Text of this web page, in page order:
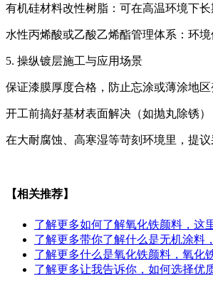
有机硅材料改性树脂：可在高温环境下
水性丙烯酸或乙酸乙烯酯管理体系：环
5. 操纵镀层施工与应用场景
保证漆膜厚度合格，防止忘涂或薄涂地区
开工前搞好基材表面解决（如抛丸除锈）
在大耐腐蚀、高寒湿等苛刻环境里，提
【相关推荐】
了解更多如何了解氧化铁颜料，这
了解更多带你了解什么是无机涂料
了解更多什么是氧化铁颜料，氧化
了解更多让我告诉你，如何选择优